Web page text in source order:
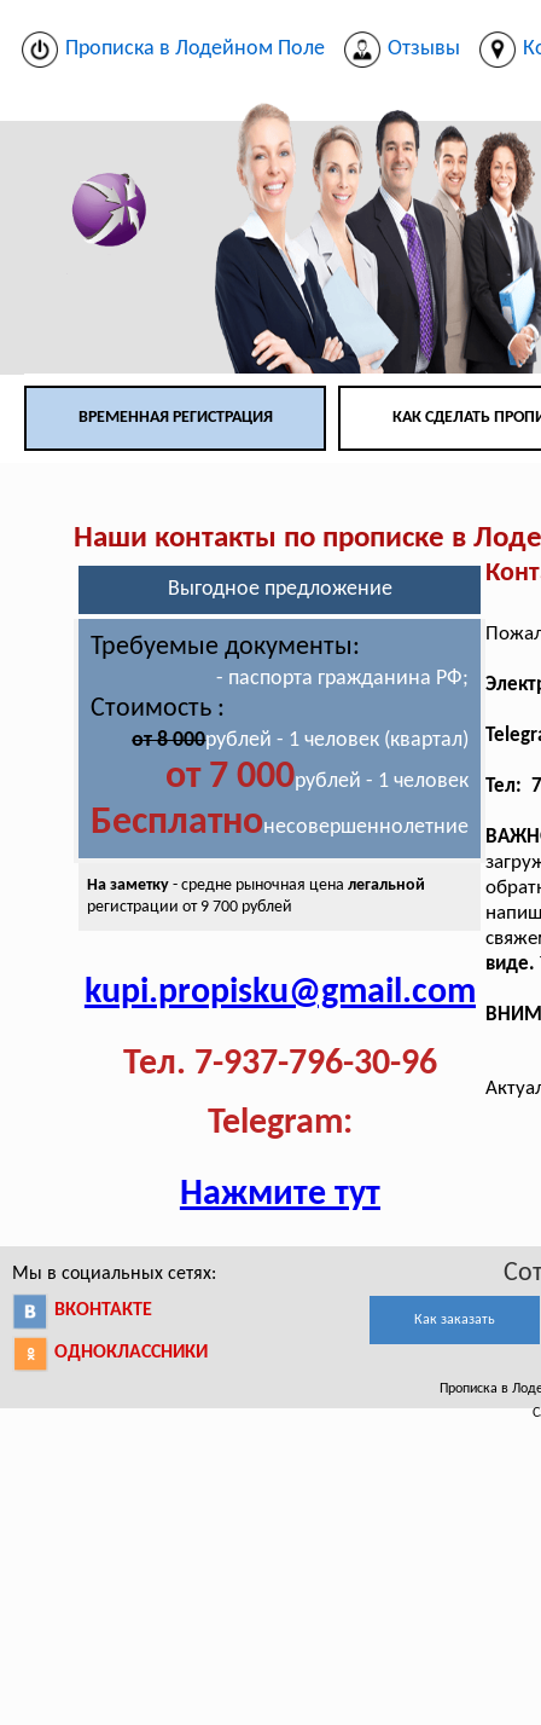
Прописка в Лодейном Поле Отзывы
ВРЕМЕННАЯ РЕГИСТРАЦИЯ КАК СДЕЛАТЬ
Наши контакты по прописке в
Выгодное предложение
Требуемые документы:
- паспорта гражданина РФ;
Стоимость :
от 8 000рублей - 1 человек (квартал)
от 7 000рублей - 1 человек
Бесплатнонесовершеннолетние
На заметку - средне рыночная ценалегальной
регистрации от 9 700 рублей
kupi.propisku@gmail.com
Тел. 7-937-796-30-96
Telegram:
Нажмите тут
Тел:
виде.
Мы в социальных сетях:
ВКОНТАКТЕ
ОДНОКЛАССНИКИ
Как заказать
Прописка в